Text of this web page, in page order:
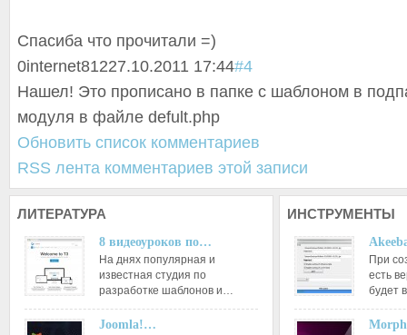
Спасиба что прочитали =)
0internet81227.10.2011 17:44#4
Нашел! Это прописано в папке с шаблоном в
модуля в файле defult.php
Обновить список комментариев
RSS лента комментариев этой записи
ЛИТЕРАТУРА
8 видеоуроков по…
На днях популярная и
известная студия по
разработке шаблонов и…
Joomla!…
ИНСТРУМЕНТЫ
При
есть
будет